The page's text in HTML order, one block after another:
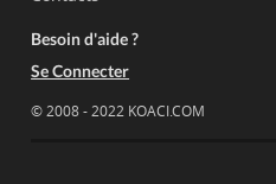
Besoin d'aide ?
Se Connecter
© 2008 - 2022 KOACI.COM